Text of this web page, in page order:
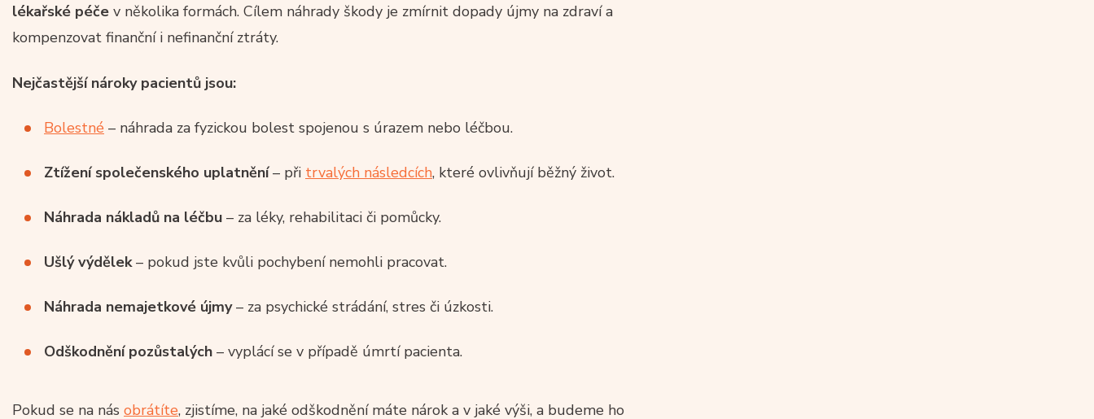
lékařské péče v několika formách. Cílem náhrady škody je zmírnit dopady újmy na zdraví a
kompenzovat finanční i nefinanční ztráty.
Nejčastější nároky pacientů jsou:
Bolestné – náhrada za fyzickou bolest spojenou s úrazem nebo léčbou.
Ztížení společenského uplatnění– při trvalých následcích, které ovlivňují běžný život.
Náhrada nákladů na léčbu – za léky, rehabilitaci či pomůcky.
Ušlý výdělek– pokud jste kvůli pochybení nemohli pracovat.
Náhrada nemajetkové újmy– za psychické strádání, stres či úzkosti.
Odškodnění pozůstalých – vyplácí se v případě úmrtí pacienta.
Pokud se na nás obrátíte, zjistíme, na jaké odškodnění máte nárok a v jaké výši, a budeme ho